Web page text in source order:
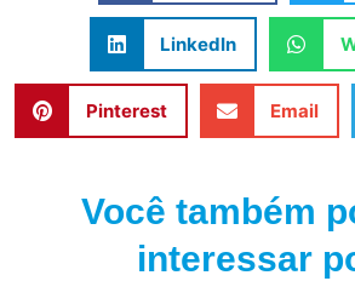
LinkedIn
Pinterest Email
Você também
interessar